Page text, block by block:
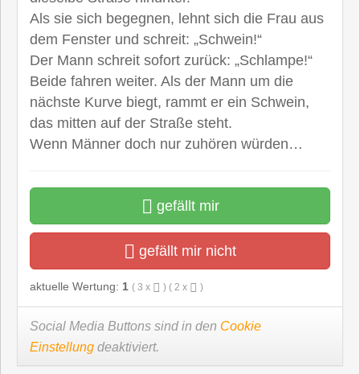
Als sie sich begegnen, lehnt sich die Frau aus
dem Fenster und schreit: „Schwein!“
Der Mann schreit sofort zurück: „Schlampe!“
Beide fahren weiter. Als der Mann um die
nächste Kurve biegt, rammt er ein Schwein,
das mitten auf der Straße steht.
Wenn Männer doch nur zuhören würden…
gefällt mir
gefällt mir nicht
aktuelle Wertung: 1 ( 3 x ) ( 2 x )
Social Media Buttons sind in den Cookie
Einstellung deaktiviert.